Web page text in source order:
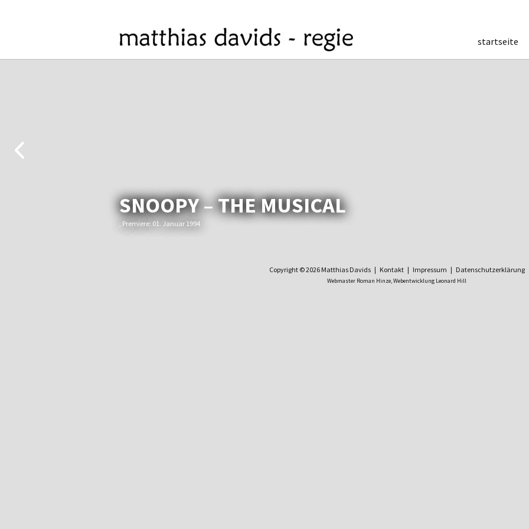
startseite
SNOOPY – THE MUSICAL
, Premiere: 01. Januar 1994
Copyright © 2026 Matthias Davids | Kontakt| Impressum | Datenschutzerklärung
Webmaster Roman Hinze,Webentwicklung Leonard Hill